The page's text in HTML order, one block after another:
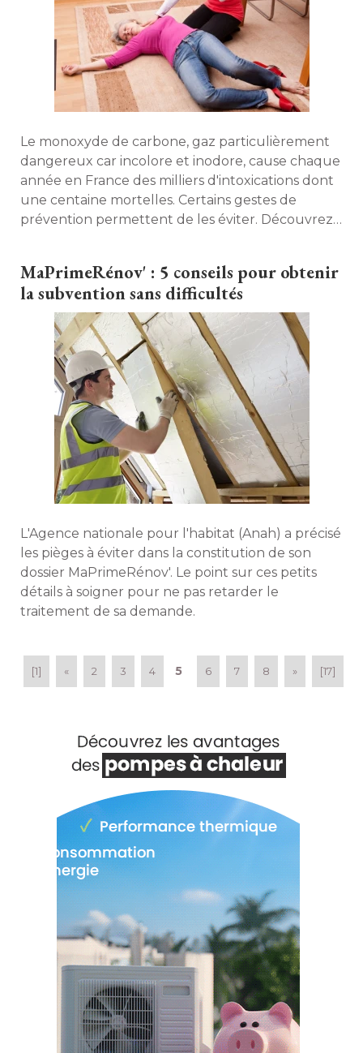
Le monoxyde de carbone, gaz particulièrement
dangereux car incolore et inodore, cause chaque
année en France des milliers d'intoxications dont
une centaine mortelles. Certains gestes de
prévention permettent de les éviter. Découvrez
MaPrimeRénov' : 5 conseils pour obtenir
la subvention sans difficultés
L'Agence nationale pour l'habitat (Anah) a précisé
les pièges à éviter dans la constitution de son
dossier MaPrimeRénov'. Le point sur ces petits
détails à soigner pour ne pas retarder le
traitement de sa demande.
[1] « 2 3 4 5 6 7 8 » [17]